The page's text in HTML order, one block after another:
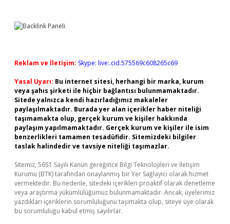
Reklam ve İletişim: Skype: live:.cid.575569c608265c69
Yasal Uyarı: Bu internet sitesi, herhangi bir marka, kurum
veya şahıs şirketi ile hiçbir bağlantısı bulunmamaktadır.
Sitede yalnızca kendi hazırladığımız makaleler
paylaşılmaktadır. Burada yer alan içerikler haber niteliği
taşımamakta olup, gerçek kurum ve kişiler hakkında
paylaşım yapılmamaktadır. Gerçek kurum ve kişiler ile isim
benzerlikleri tamamen tesadüfidir. Sitemizdeki bilgiler
taslak halindedir ve tavsiye niteliği taşımazlar.
Sitemiz, 5651 Sayılı Kanun gereğince Bilgi Teknolojileri ve İletişim
Kurumu (BTK) tarafından onaylanmış bir Yer Sağlayıcı olarak hizmet
vermektedir. Bu nedenle, sitedeki içerikleri proaktif olarak denetleme
veya araştırma yükümlülüğümüz bulunmamaktadır. Ancak, üyelerimiz
yazdıkları içeriklerin sorumluluğunu taşımakta olup, siteye üye olarak
bu sorumluluğu kabul etmiş sayılırlar.